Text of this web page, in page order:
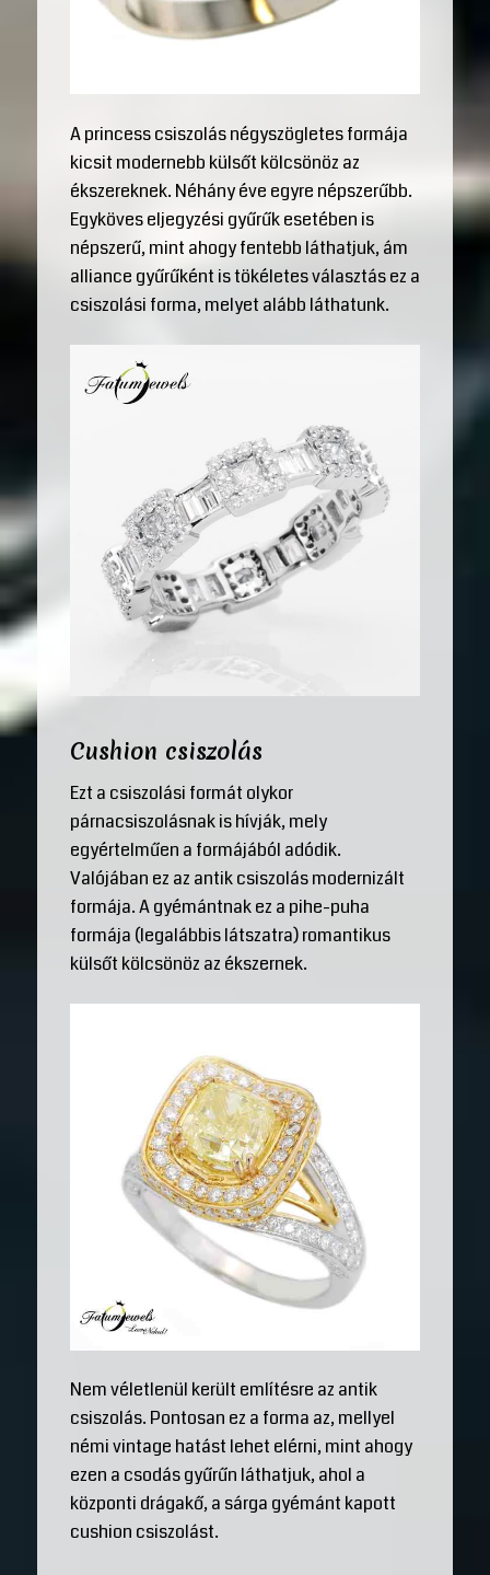
A princess csiszolás négyszögletes formája
kicsit modernebb külsőt kölcsönöz az
ékszereknek. Néhány éve egyre népszerűbb.
Egyköves eljegyzési gyűrűk esetében is
népszerű, mint ahogy fentebb láthatjuk, ám
alliance gyűrűként is tökéletes választás ez a
csiszolási forma, melyet alább láthatunk.
Cushion csiszolás
Ezt a csiszolási formát olykor
párnacsiszolásnak is hívják, mely
egyértelműen a formájából adódik.
Valójában ez az antik csiszolás modernizált
formája. A gyémántnak ez a pihe-puha
formája (legalábbis látszatra) romantikus
külsőt kölcsönöz az ékszernek.
Nem véletlenül került említésre az antik
csiszolás. Pontosan ez a forma az, mellyel
némi vintage hatást lehet elérni, mint ahogy
ezen a csodás gyűrűn láthatjuk, ahol a
központi drágakő, a sárga gyémánt kapott
cushion csiszolást.